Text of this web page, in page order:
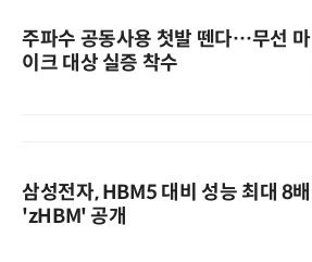
주파수 공동사용 첫발 뗀다…무선 마
이크 대상 실증 착수
삼성전자, HBM5 대비 성능 최대 8배
'zHBM' 공개